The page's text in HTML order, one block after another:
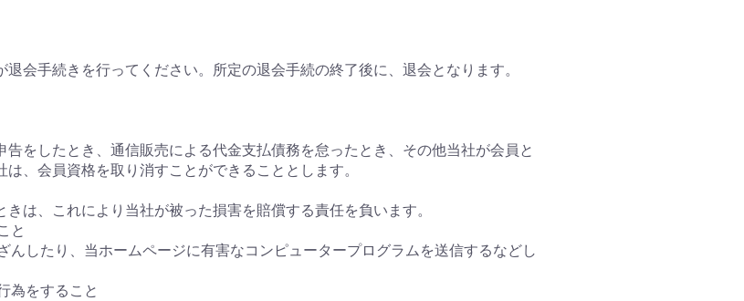
会手続きを行ってください。所定の退会手続の終了後に、退会となります。
をしたとき、通信販売による代金支払債務を怠ったとき、その他当社が会員と
、会員資格を取り消すことができることとします。
は、これにより当社が被った損害を賠償する責任を負います。
と
んしたり、当ホームページに有害なコンピュータープログラムを送信するなどし
為をすること